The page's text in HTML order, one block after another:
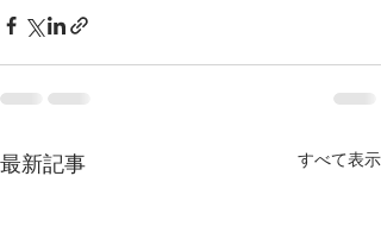
最新記事 すべて表示